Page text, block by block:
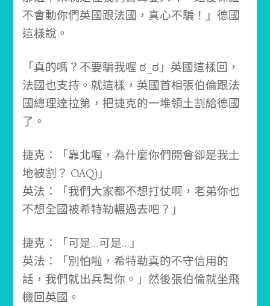
不會動你們英國跟法國，真心不騙！」德國
這樣說。
「真的嗎？不要騙我喔 ಠ_ಠ」 英國這樣回，
法國也支持。 就這樣，英國首相張伯倫跟法
國總理達拉第，把捷克的一堆領土割給德國
了。
捷克：「靠北喔，為什麼你們開會卻是我土
地被割？ OAQ)」
英法：「我們大家都不想打仗啊，老弟你也
不想全國被希特勒輾過去吧？」
捷克：「可是…可是…」
英法：「別怕啦，希特勒真的不守信用的
話，我們就出兵幫你。」 然後張伯倫就坐飛
機回英國。